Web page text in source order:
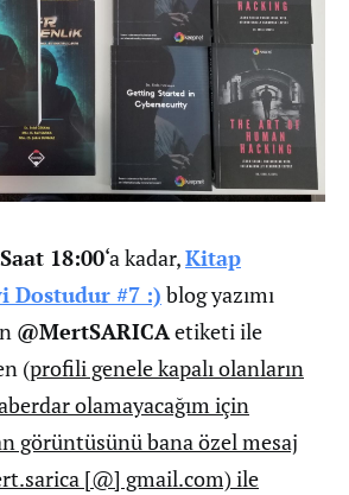
18:00‘a kadar,Kitap
Dostudur #7 :) blog yazımı
@MertSARICAetiketi ile
(profili genele kapalı olanların
olamayacağım için
görüntüsünü bana özel mesaj
[@] gmail.com) ile